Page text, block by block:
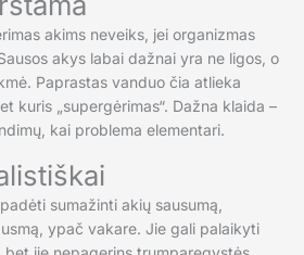
akims neveiks, jei organizmas
akys labai dažnai yra ne ligos, o
Paprastas vanduo čia atlieka
kuris „supergėrimas“. Dažna klaida –
kai problema elementari.
sumažinti akių sausumą,
ypač vakare. Jie gali palaikyti